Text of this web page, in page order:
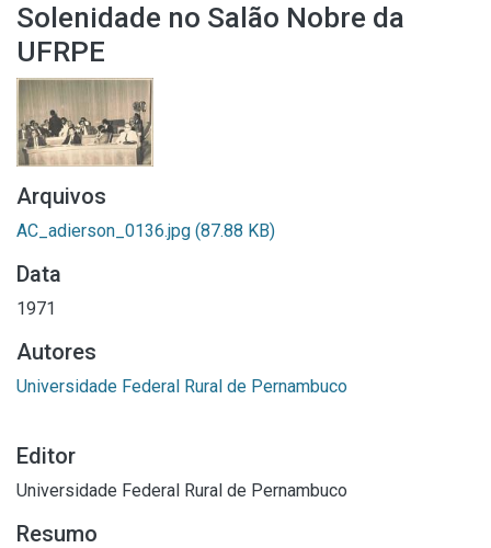
Solenidade no Salão Nobre da
UFRPE
Arquivos
AC_adierson_0136.jpg (87.88 KB)
Data
1971
Autores
Universidade Federal Rural de Pernambuco
Editor
Universidade Federal Rural de Pernambuco
Resumo